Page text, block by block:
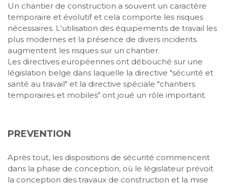
Un chantier de construction a souvent un caractère
temporaire et évolutif et cela comporte les risques
nécessaires. L'utilisation des équipements de travail les
plus modernes et la présence de divers incidents
augmentent les risques sur un chantier. ‍
Les directives européennes ont débouché sur une
législation belge dans laquelle la directive "sécurité et
santé au travail" et la directive spéciale "chantiers
temporaires et mobiles" ont joué un rôle important.
PREVENTION
Après tout, les dispositions de sécurité commencent
dans la phase de conception, où le législateur prévoit
la conception des travaux de construction et la mise